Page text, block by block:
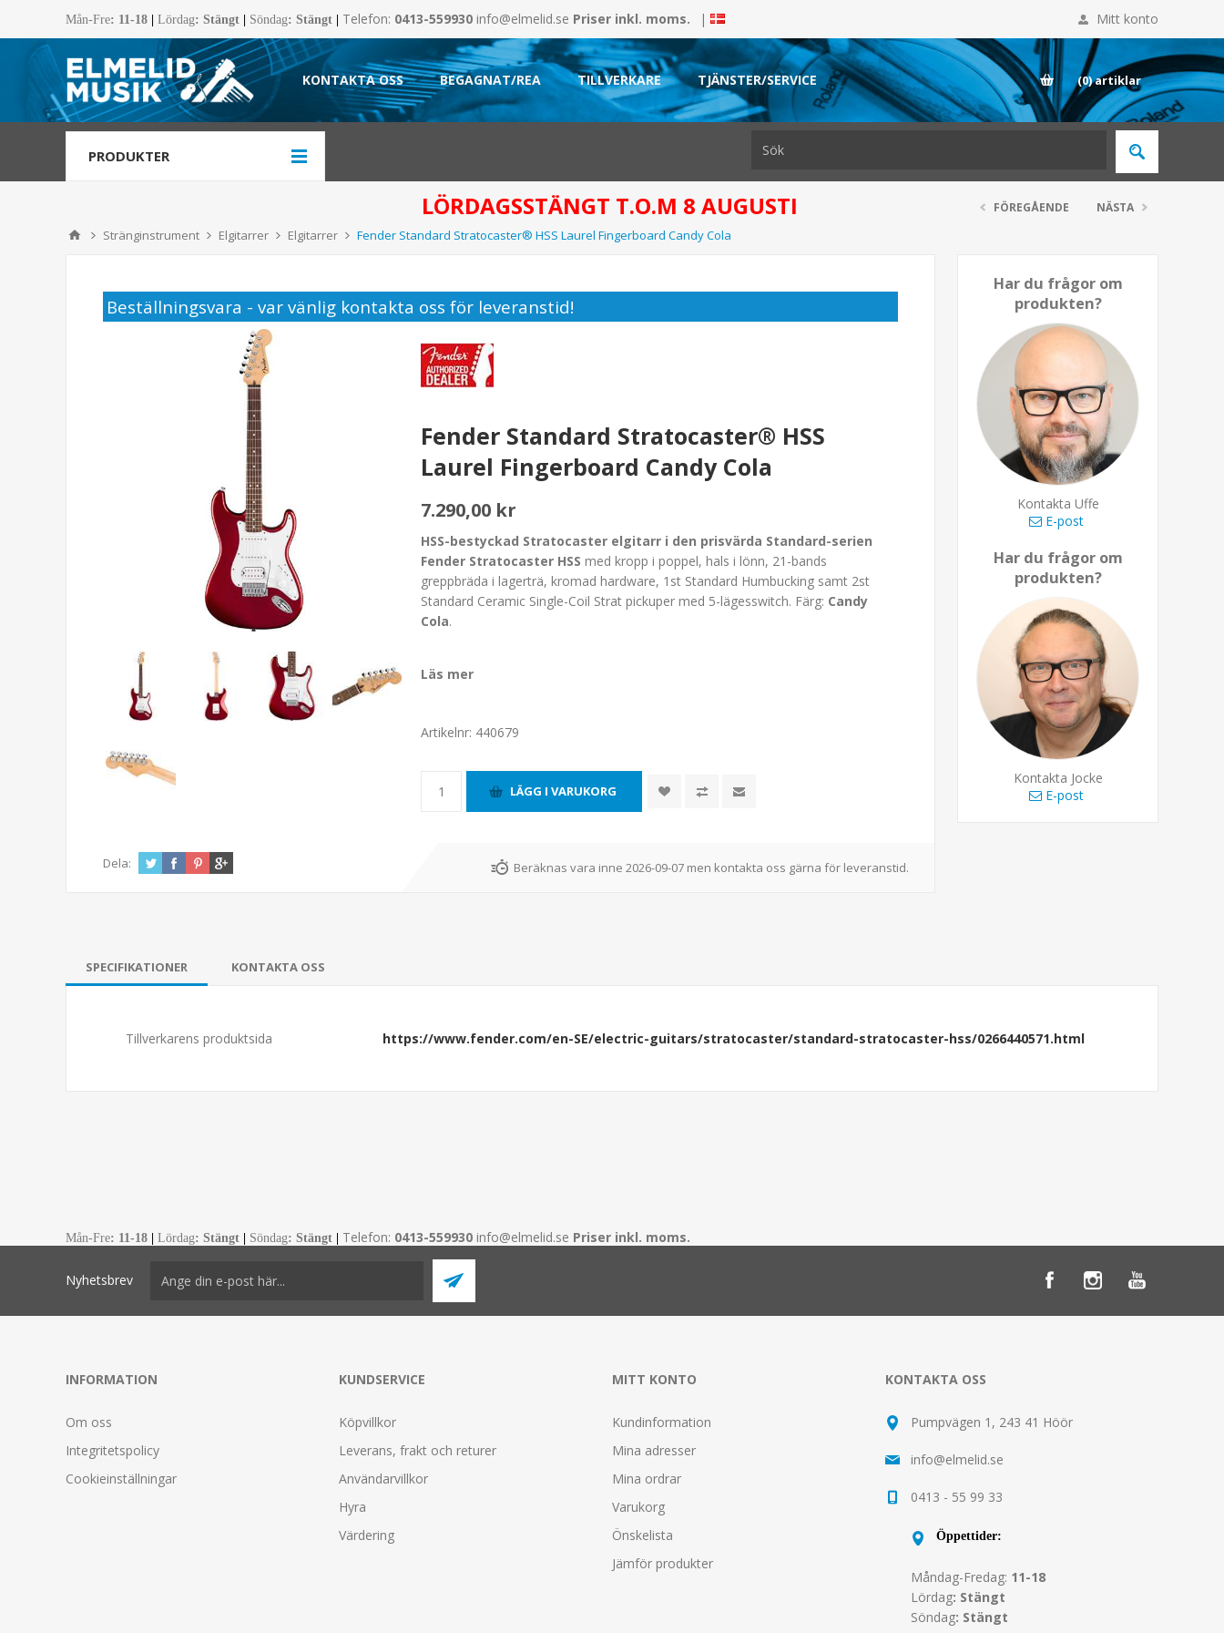
Mån-Fre: 11-18 Lördag: Stängt Söndag: Stängt Telefon: 0413-559930 info@elmelid.se Priser inkl. moms. | Mitt konto
KONTAKTA OSS BEGAGNAT/REA TILLVERKARE TJÄNSTER/SERVICE (0)artiklar
PRODUKTER
LÖRDAGSSTÄNGT T.O.M 8 AUGUSTI
Stränginstrument Elgitarrer Elgitarrer Fender Standard Stratocaster® HSS Laurel Fingerboard Candy Cola
FÖREGÅENDE NÄSTA
Har du frågor om
produkten?
Kontakta Uffe
E-post
Har du frågor om
produkten?
Kontakta Jocke
E-post
Beställningsvara - var vänlig kontakta oss för leveranstid!
Fender Standard Stratocaster® HSS
Laurel Fingerboard Candy Cola
7.290,00 kr
HSS-bestyckad Stratocaster elgitarr i den prisvärda Standard-serien
Fender Stratocaster HSS med kropp i poppel, hals i lönn, 21-bands
greppbräda i lagerträ, kromad hardware, 1st Standard Humbucking samt 2st
Standard Ceramic Single-Coil Strat pickuper med 5-lägesswitch. Färg: Candy
Cola.
Läs mer
Artikelnr: 440679
Dela: Beräknas vara inne 2026-09-07 men kontakta oss gärna för leveranstid.
SPECIFIKATIONER KONTAKTA OSS
Tillverkarens produktsida https://www.fender.com/en-SE/electric-guitars/stratocaster/standard-stratocaster-hss/0266440571.html
Mån-Fre: 11-18 Lördag: Stängt Söndag: Stängt Telefon: 0413-559930 info@elmelid.se Priser inkl. moms.
Nyhetsbrev
INFORMATION
Om oss
Integritetspolicy
Cookieinställningar
KUNDSERVICE
Köpvillkor
Leverans, frakt och returer
Användarvillkor
Hyra
Värdering
MITT KONTO
Kundinformation
Mina adresser
Mina ordrar
Varukorg
Önskelista
Jämför produkter
KONTAKTA OSS
Pumpvägen 1, 243 41 Höör
info@elmelid.se
0413 - 55 99 33
Öppettider:
Måndag-Fredag: 11-18
Lördag: Stängt
Söndag: Stängt